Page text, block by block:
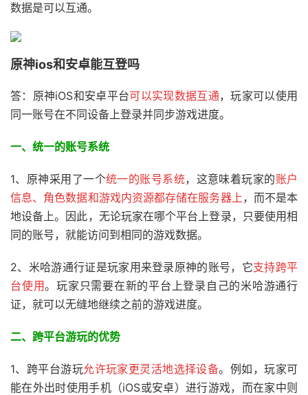
数据是可以互通。
原神ios和安卓能互登吗
答：原神iOS和安卓平台可以实现数据互通，玩家可以使用
同一账号在不同设备上登录并同步游戏进度。
一、统一的账号系统
1、原神采用了一个统一的账号系统，这意味着玩家的账户
信息、角色数据和游戏内资源都存储在服务器上，而不是本
地设备上。因此，无论玩家在哪个平台上登录，只要使用相
同的账号，就能访问到相同的游戏数据。
2、米哈游通行证是玩家用来登录原神的账号，它支持跨平
台使用。玩家只需要在新的平台上登录自己的米哈游通行
证，就可以无缝地继续之前的游戏进度。
二、跨平台游玩的优势
1、跨平台游玩允许玩家更灵活地选择设备。例如，玩家可
能在外出时使用手机（iOS或安卓）进行游戏，而在家中则